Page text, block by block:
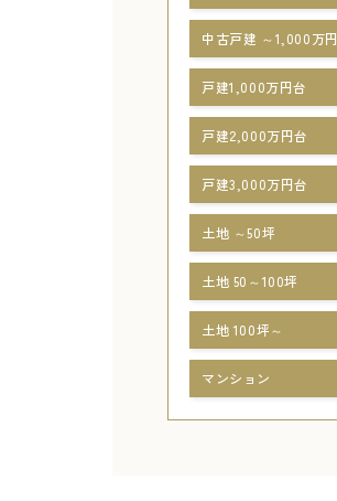
中古戸建 ～1,000万円
戸建1,000万円台
戸建2,000万円台
戸建3,000万円台
土地 ～50坪
土地 50～100坪
土地 100坪～
マンション